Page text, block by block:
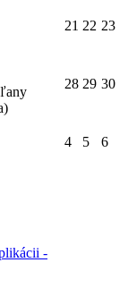
21 22 23
28 29 30
4 5
6
-